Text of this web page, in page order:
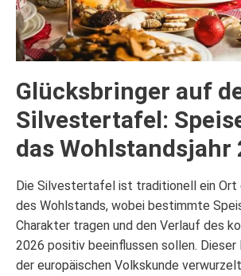
Glücksbringer auf
Silvestertafel:
das Wohlstandsjahr
Die Silvestertafel ist traditionell ein Ort
des Wohlstands, wobei bestimmte
Charakter tragen und den Verlauf des
2026 positiv beeinflussen sollen.
der europäischen Volkskunde